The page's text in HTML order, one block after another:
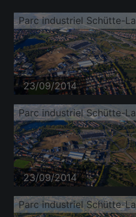
Parc industriel Schütte-
23/09/2014
Parc industriel Schütte-
23/09/2014
Parc industriel Schütte-